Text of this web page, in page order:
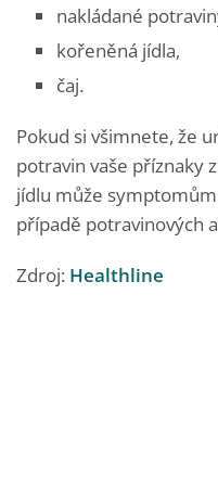
nakládané
kořeněná jídla,
čaj.
Pokud si všimnete, že
potravin vaše příznaky
jídlu může
případě potravinových
Zdroj: Healthline